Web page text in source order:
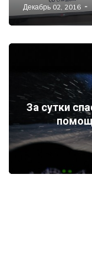
Декабрь 02, 2016
За сутки